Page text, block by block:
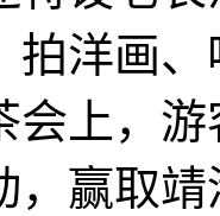
拍洋画
会上，
，赢取